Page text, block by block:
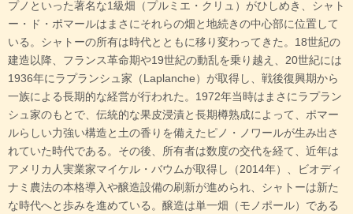
プノといった著名な1級畑（プルミエ・クリュ）がひしめき、シャト
ー・ド・ポマールはまさにそれらの畑と地続きの中心部に位置して
いる。シャトーの所有は時代とともに移り変わってきた。18世紀の
建造以降、フランス革命期や19世紀の動乱を乗り越え、20世紀には
1936年にラプランシュ家（Laplanche）が取得し、戦後復興期から
一族による長期的な経営が行われた。1972年当時はまさにラプラン
シュ家のもとで、伝統的な果皮浸漬と長期樽熟成によって、ポマー
ルらしい力強い構造と土の香りを備えたピノ・ノワールが生み出さ
れていた時代である。その後、所有者は数度の交代を経て、近年は
アメリカ人実業家マイケル・バウムが取得し（2014年）、ビオディ
ナミ農法の本格導入や醸造設備の刷新が進められ、シャトーは新た
な時代へと歩みを進めている。醸造は単一畑（モノポール）である